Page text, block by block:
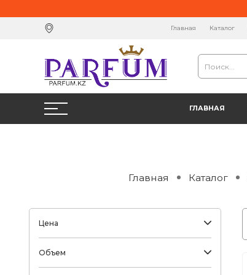
Главная Каталог
ГЛАВНАЯ
Главная Каталог
Цена
Объем